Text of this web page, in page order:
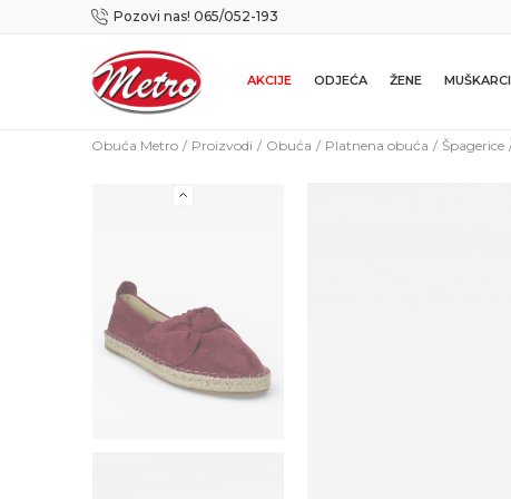
Pozovi nas! 065/052-193
Preuzmi NOVU Metro mobilnu aplikaciju!
AKCIJE ODJEĆA ŽENE MUŠKARCI
Obuća Metro Proizvodi Obuća Platnena obuća Špagerice